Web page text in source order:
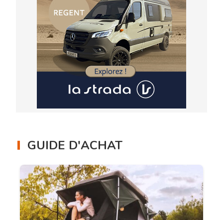
GUIDE D'ACHAT